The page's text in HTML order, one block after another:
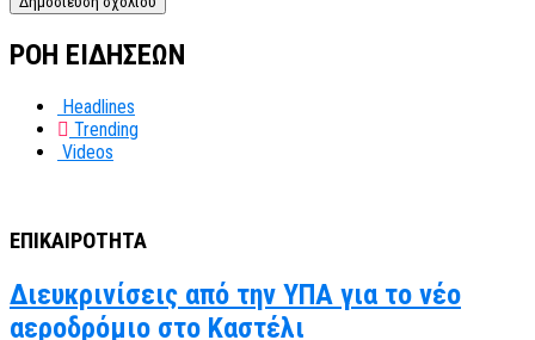
ΡΟΗ ΕΙΔΗΣΕΩΝ
Headlines
Trending
Videos
ΕΠΙΚΑΙΡΟΤΗΤΑ
Διευκρινίσεις από την ΥΠΑ για το νέο
αεροδρόμιο στο Καστέλι